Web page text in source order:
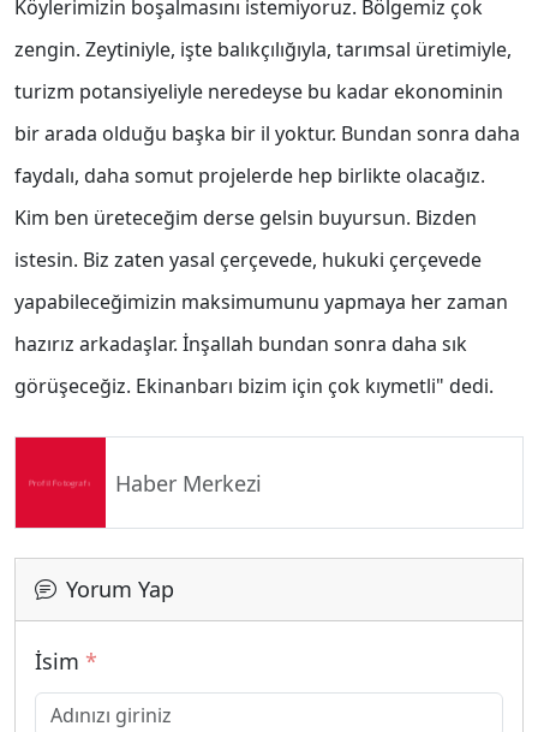
Köylerimizin boşalmasını istemiyoruz. Bölgemiz çok
zengin. Zeytiniyle, işte balıkçılığıyla, tarımsal üretimiyle,
turizm potansiyeliyle neredeyse bu kadar ekonominin
bir arada olduğu başka bir il yoktur. Bundan sonra daha
faydalı, daha somut projelerde hep birlikte olacağız.
Kim ben üreteceğim derse gelsin buyursun. Bizden
istesin. Biz zaten yasal çerçevede, hukuki çerçevede
yapabileceğimizin maksimumunu yapmaya her zaman
hazırız arkadaşlar. İnşallah bundan sonra daha sık
görüşeceğiz. Ekinanbarı bizim için çok kıymetli" dedi.
Haber Merkezi
Yorum Yap
İsim *